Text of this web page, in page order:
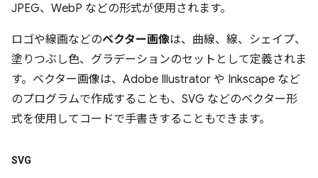
JPEG、WebP などの形式が使用されます。
ロゴや線画などのベクター画像は、曲線、線、シェイプ、
塗りつぶし色、グラデーションのセットとして定義されま
す。ベクター画像は、Adobe Illustrator や Inkscape など
のプログラムで作成することも、SVG などのベクター形
式を使用してコードで手書きすることもできます。
SVG